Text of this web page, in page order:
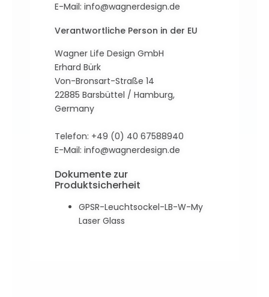
E-Mail: info@wagnerdesign.de
Verantwortliche Person in der EU
Wagner Life Design GmbH
Erhard Bürk
Von-Bronsart-Straße 14
22885 Barsbüttel / Hamburg,
Germany
Telefon: +49 (0) 40 67588940
E-Mail: info@wagnerdesign.de
Dokumente zur
Produktsicherheit
GPSR-Leuchtsockel-LB-W-My
Laser Glass